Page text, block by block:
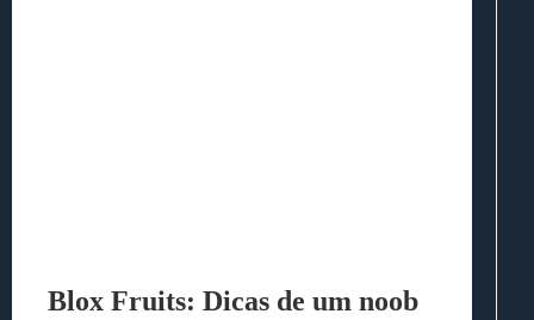
Blox Fruits: Dicas de um noob